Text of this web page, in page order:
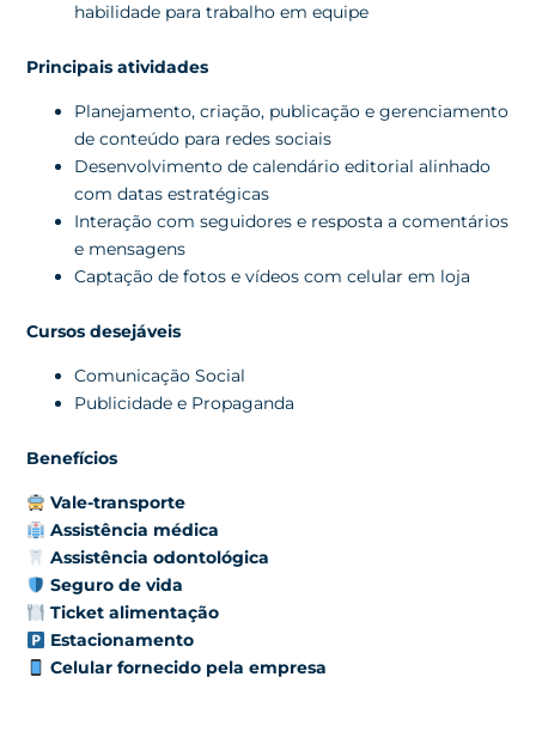
habilidade para trabalho em equipe
Principais atividades
Planejamento, criação, publicação e gerenciamento
de conteúdo para redes sociais
Desenvolvimento de calendário editorial alinhado
com datas estratégicas
Interação com seguidores e resposta a comentários
e mensagens
Captação de fotos e vídeos com celular em loja
Cursos desejáveis
Comunicação Social
Publicidade e Propaganda
Benefícios
Vale-transporte
Assistência médica
Assistência odontológica
Seguro de vida
Ticket alimentação
Estacionamento
Celular fornecido pela empresa